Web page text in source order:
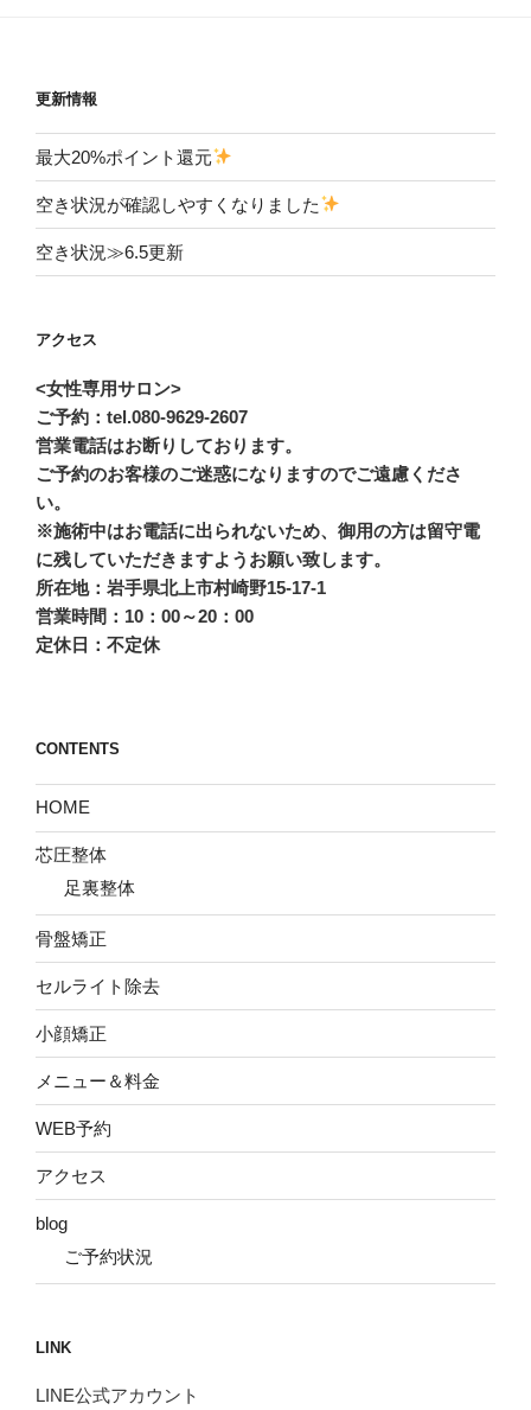
更新情報
最大20%ポイント還元
空き状況が確認しやすくなりました
空き状況≫6.5更新
アクセス
<女性専用サロン>
ご予約：tel.080-9629-2607
営業電話はお断りしております。
ご予約のお客様のご迷惑になりますのでご遠慮くださ
い。
※施術中はお電話に出られないため、御用の方は留守電
に残していただきますようお願い致します。
所在地：岩手県北上市村崎野15-17-1
営業時間：10：00～20：00
定休日：不定休
CONTENTS
HOME
芯圧整体
足裏整体
骨盤矯正
セルライト除去
小顔矯正
メニュー＆料金
WEB予約
アクセス
blog
ご予約状況
LINK
LINE公式アカウント